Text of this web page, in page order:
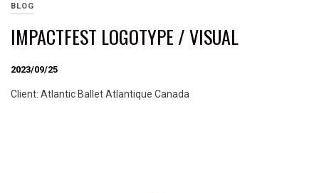
BLOG
IMPACTFEST LOGOTYPE / VISUAL
2023/09/25
Client: Atlantic Ballet Atlantique Canada